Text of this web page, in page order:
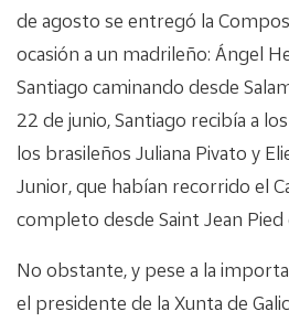
de agosto se entregó la
ocasión a un madrileño: Ángel
Santiago caminando desde
22 de junio, Santiago recibía a
los brasileños Juliana Pivato y
Junior, que habían recorrido el
completo desde Saint Jean Pied
No obstante, y pese a la
el presidente de la Xunta de